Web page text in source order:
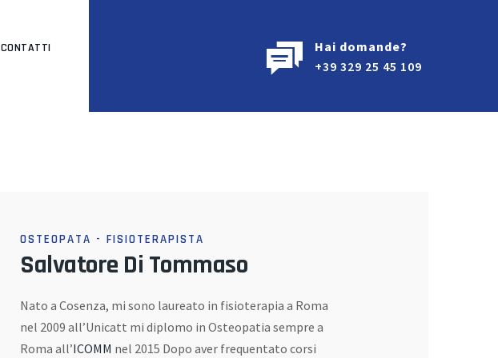
CONTATTI
Hai domande?
+39 329 25 45 109
OSTEOPATA - FISIOTERAPISTA
Salvatore Di Tommaso
Nato a Cosenza, mi sono laureato in fisioterapia a Roma
nel 2009 all’Unicatt mi diplomo in Osteopatia sempre a
Roma all’ICOMM nel 2015 Dopo aver frequentato corsi